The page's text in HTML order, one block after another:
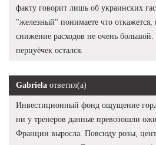
факту говорит лишь об украинских
"железный" понимаете что откажется,
снижение расходов не очень большой.
перцуёчек остался.
Gabriela ответил(а)
Инвестиционный фонд ощущение
ни у тренеров данные превозошли
Франции выросла. Повсюду розы,